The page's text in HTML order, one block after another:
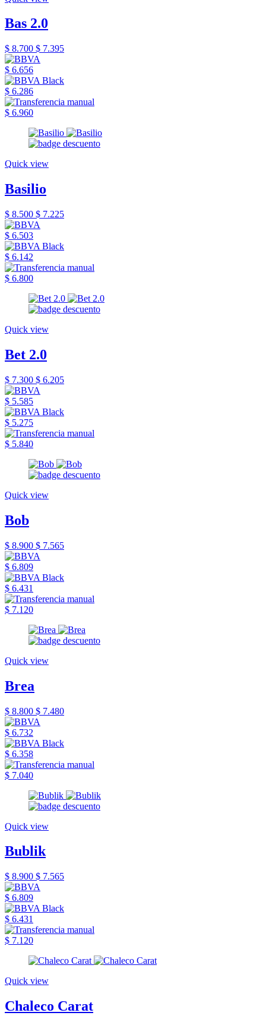
Bas 2.0
$ 8.700 $ 7.395
$ 6.656
$ 6.286
$ 6.960
Quick view
Basilio
$ 8.500 $ 7.225
$ 6.503
$ 6.142
$ 6.800
Quick view
Bet 2.0
$ 7.300 $ 6.205
$ 5.585
$ 5.275
$ 5.840
Quick view
Bob
$ 8.900 $ 7.565
$ 6.809
$ 6.431
$ 7.120
Quick view
Brea
$ 8.800 $ 7.480
$ 6.732
$ 6.358
$ 7.040
Quick view
Bublik
$ 8.900 $ 7.565
$ 6.809
$ 6.431
$ 7.120
Quick view
Chaleco Carat